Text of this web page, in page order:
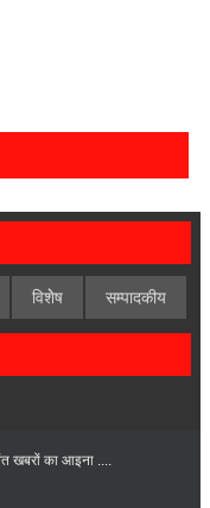
विशेेष सम्पादकीय
खबरों का आइना ....